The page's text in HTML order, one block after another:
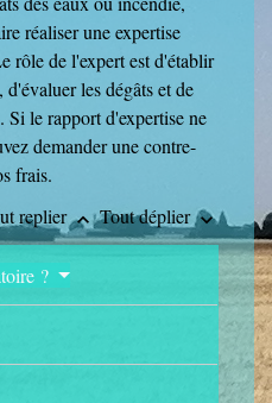
réaliser une expertise
rôle de l'expert est d'établir
les dégâts et de
le rapport d'expertise ne
demander une contre-
frais.
replierkeyboard_arrow_up Tout déplierkeyboard_arrow_down
?